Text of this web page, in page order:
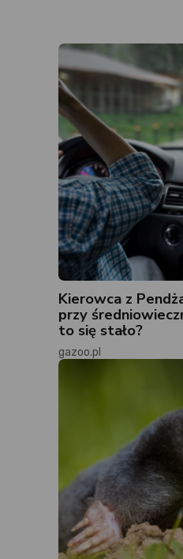
Kierowca z
przy
to się stało?
gazoo.pl